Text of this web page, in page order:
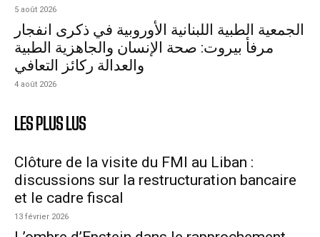
5 août 2026
الجمعية الطبية اللبنانية الأوروبية في ذكرى انفجار
مرفأ بيروت: صحة الإنسان والجاهزية الطبية
والعدالة ركائز التعافي
4 août 2026
LES PLUS LUS
Clôture de la visite du FMI au Liban :
discussions sur la restructuration bancaire
et le cadre fiscal
13 février 2026